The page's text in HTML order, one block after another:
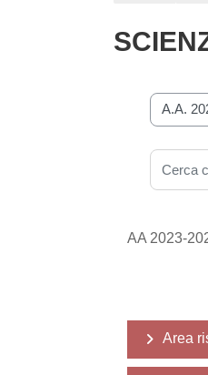
Cerca
AA 2023-
Area